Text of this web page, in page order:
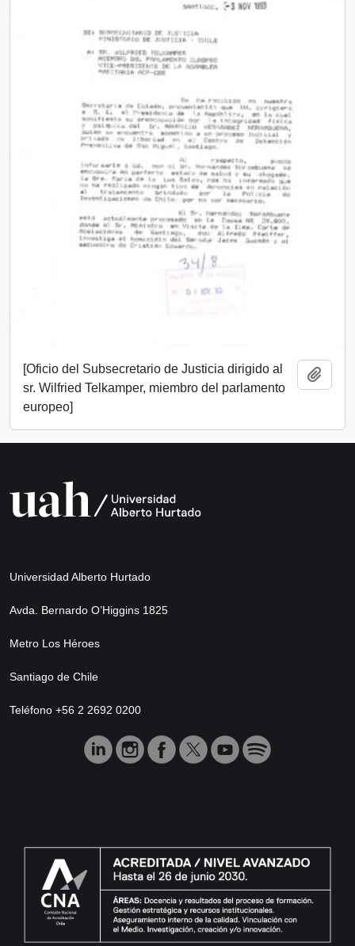
[Oficio del Subsecretario de Justicia dirigido al
sr. Wilfried Telkamper, miembro del parlamento
europeo]
Universidad Alberto Hurtado
Avda. Bernardo O’Higgins 1825
Metro Los Héroes
Santiago de Chile
Teléfono +56 2 2692 0200